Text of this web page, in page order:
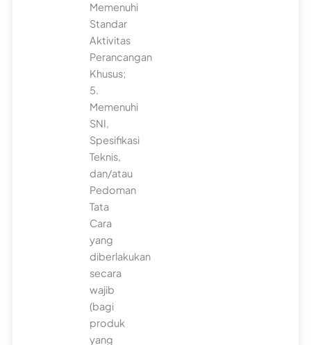
Memenuhi
Standar
Aktivitas
Perancangan
Khusus;
5.
Memenuhi
SNI,
Spesifikasi
Teknis,
dan/atau
Pedoman
Tata
Cara
yang
diberlakukan
secara
wajib
(bagi
produk
yang